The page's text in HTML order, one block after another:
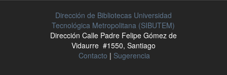
Dirección de Bibliotecas Universidad
Tecnológica Metropolitana (SIBUTEM)
Dirección Calle Padre Felipe Gómez de
Vidaurre #1550, Santiago
Contacto | Sugerencia